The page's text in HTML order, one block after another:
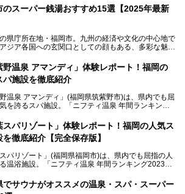
着の温泉 鶴は千年」は、吉井温泉にある日帰り入
泉ファンに愛され続けています。今回は筆者自ら日
し、自慢の温泉を中心に詳細レビューします！
のスーパー銭湯おすすめ15選【2025年最新
県庁所在地・福岡市。九州の経済や文化の中心地で
ジア各国への玄関口としての顔もある、多彩な魅力
福岡市は、スーパー銭湯も多種多彩。玄界灘を眺めら
ート気分満点のスーパー銭湯から、繁華街近くのレ
パー銭湯を一挙ご紹介します。
野温泉 アマンディ」体験レポート！福岡の
パ施設を徹底紹介
野温泉 アマンディ」(福岡県筑紫野市)は、県内でも屈
を誇るスパ施設。「ニフティ温泉 年間ランキング2
で賑わっています。
回は、ニフティ温泉ライターである筆者が現地訪
併設するレストランを体験し、それらの全貌を徹底紹
！
スパリゾート」体験レポート！福岡の人気ス
を徹底紹介【完全保存版】
スパリゾート」(福岡県福岡市)は、県内でも屈指の人
温浴施設。「ニフティ温泉 年間ランキング2023」
賑わっています。
でサウナがオススメの温泉・スパ・スーパー